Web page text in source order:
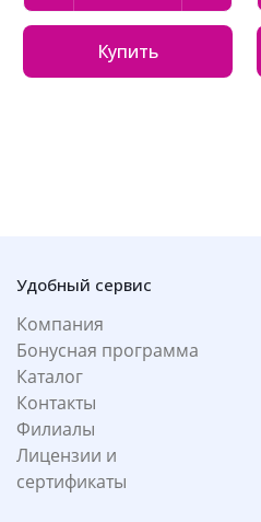
Купить
Удобный сервис
Компания
Бонусная программа
Каталог
Контакты
Филиалы
Лицензии и
сертификаты